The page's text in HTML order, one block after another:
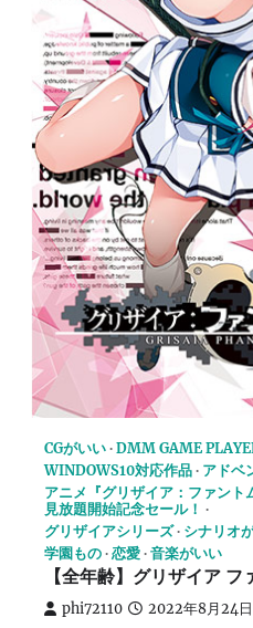
CGがいい DMM GAME
WINDOWS10対応作品
アドベ
アニメ『グリザイア：ファント
見放題開始記念セール！
グリザイアシリーズ
シナリオ
学園もの 恋愛 音楽がいい
【全年齢】グリザイア
phi72110 2022年8月24日